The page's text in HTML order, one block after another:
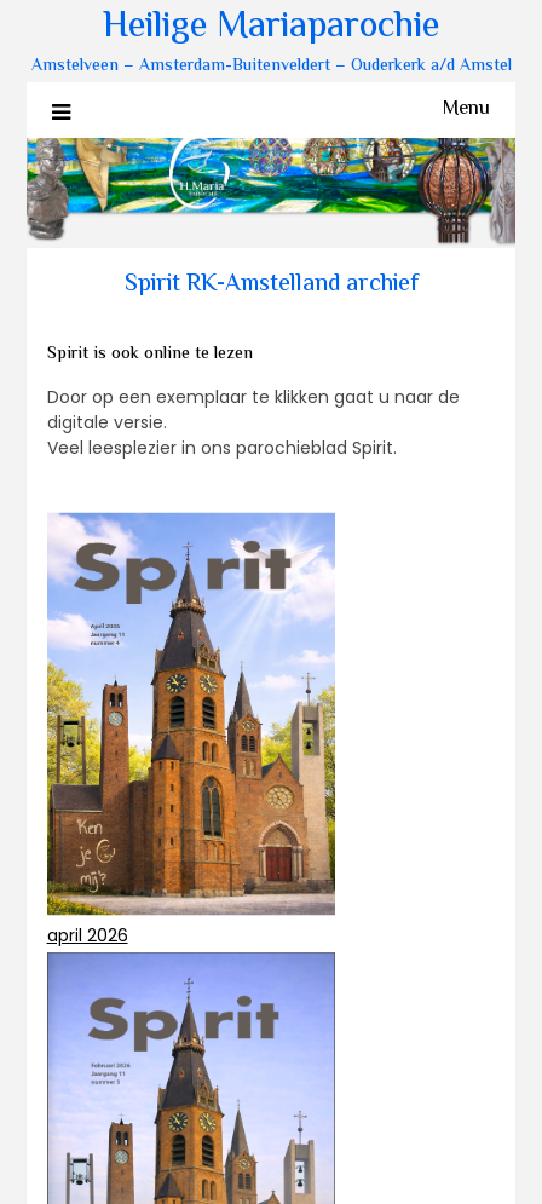
Heilige Mariaparochie
Amstelveen – Amsterdam-Buitenveldert – Ouderkerk a/d Amstel
Menu
Spirit RK-Amstelland archief
Spirit is ook online te lezen
Door op een exemplaar te klikken gaat u naar de
digitale versie.
Veel leesplezier in ons parochieblad Spirit.
april 2026